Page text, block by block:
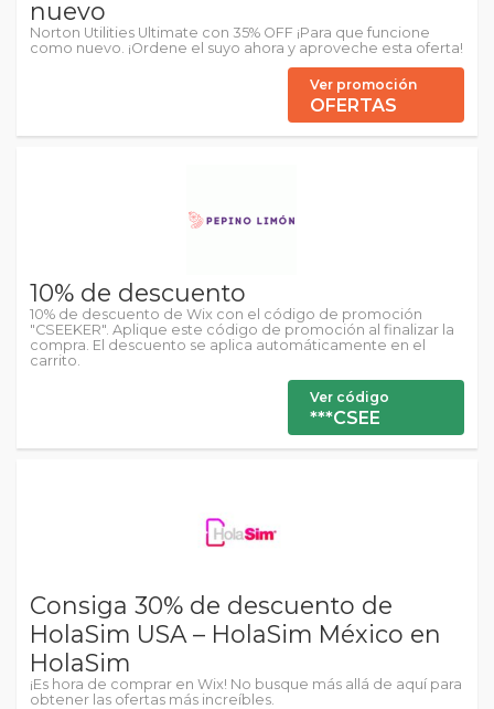
nuevo
Norton Utilities Ultimate con 35% OFF ¡Para que funcione
como nuevo. ¡Ordene el suyo ahora y aproveche esta oferta!
Ver promoción
OFERTAS
10% de descuento
10% de descuento de Wix con el código de promoción
"CSEEKER". Aplique este código de promoción al finalizar la
compra. El descuento se aplica automáticamente en el
carrito.
Ver código
***CSEE
Consiga 30% de descuento de
HolaSim USA – HolaSim México en
HolaSim
¡Es hora de comprar en Wix! No busque más allá de aquí para
obtener las ofertas más increíbles.